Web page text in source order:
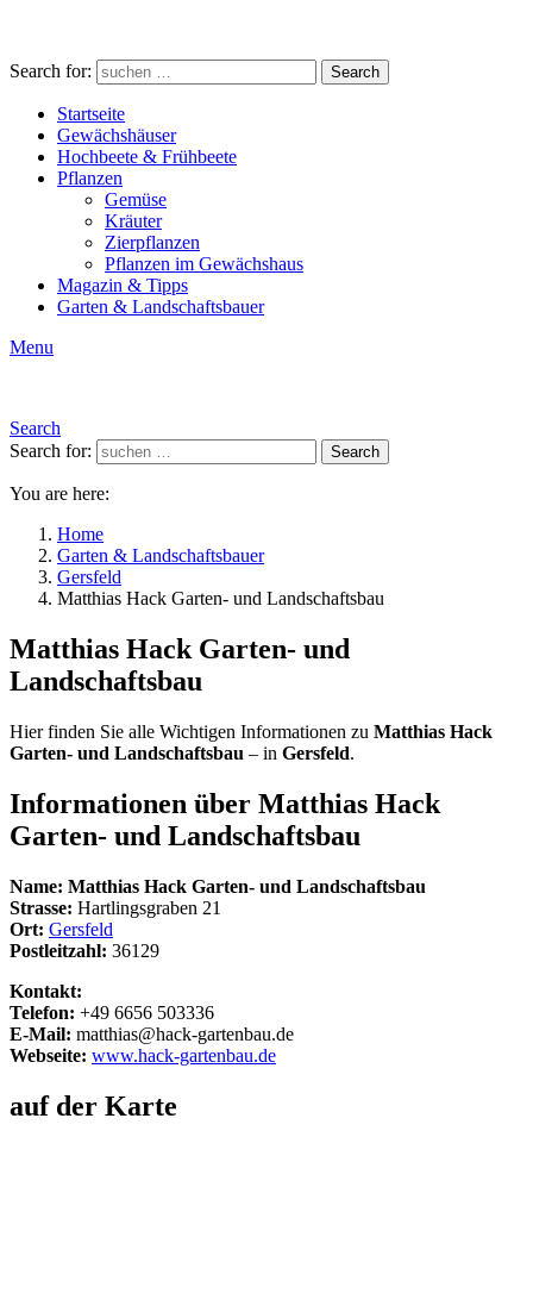
Search for: Search
Startseite
Gewächshäuser
Hochbeete & Frühbeete
Pflanzen
Gemüse
Kräuter
Zierpflanzen
Pflanzen im Gewächshaus
Magazin & Tipps
Garten & Landschaftsbauer
Menu
Search
Search for:
Search
You are here:
Home
Garten & Landschaftsbauer
Gersfeld
Matthias Hack Garten- und Landschaftsbau
Matthias Hack Garten- und
Landschaftsbau
Hier finden Sie alle Wichtigen Informationen zu Matthias Hack
Garten- und Landschaftsbau – in Gersfeld.
Informationen über Matthias Hack
Garten- und Landschaftsbau
Name: Matthias Hack Garten- und Landschaftsbau
Strasse: Hartlingsgraben 21
Ort: Gersfeld
Postleitzahl: 36129
Kontakt:
Telefon: +49 6656 503336
E-Mail: matthias@hack-gartenbau.de
Webseite: www.hack-gartenbau.de
auf der Karte